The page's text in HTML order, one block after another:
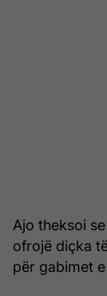
Ajo theksoi
ofrojë diçka
për gabimet